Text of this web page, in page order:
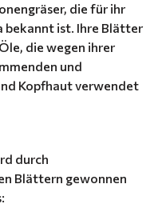
die für ihr
bekannt ist. Ihre Blätter
die wegen ihrer
und
Kopfhaut verwendet
durch
Blättern gewonnen